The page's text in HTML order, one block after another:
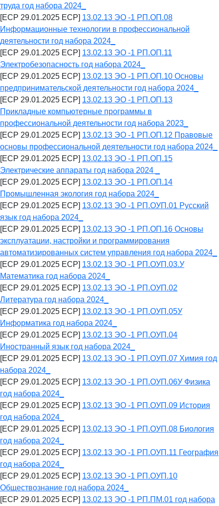
труда год набора 2024_
[ECP 29.01.2025 ECP] 13.02.13 ЭО -1 РП.ОП.08
Информационные технологии в профессиональной
деятельности год набора 2024_
[ECP 29.01.2025 ECP] 13.02.13 ЭО -1 РП.ОП.11
Электробезопасность год набора 2024_
[ECP 29.01.2025 ECP] 13.02.13 ЭО -1 РП.ОП.10 Основы
предпринимательской деятельности год набора 2024_
[ECP 29.01.2025 ECP] 13.02.13 ЭО -1 РП.ОП.13
Прикладные компьютерные программы в
профессиональной деятельности год набора 2023_
[ECP 29.01.2025 ECP] 13.02.13 ЭО -1 РП.ОП.12 Правовые
основы профессиональной деятельности год набора 2024_
[ECP 29.01.2025 ECP] 13.02.13 ЭО -1 РП.ОП.15
Электрические аппараты год набора 2024 _
[ECP 29.01.2025 ECP] 13.02.13 ЭО -1 РП.ОП.14
Промышленная экология год набора 2024_
[ECP 29.01.2025 ECP] 13.02.13 ЭО -1 РП.ОУП.01 Русский
язык год набора 2024_
[ECP 29.01.2025 ECP] 13.02.13 ЭО -1 РП.ОП.16 Основы
эксплуатации, настройки и программирования
автоматизированных систем управления год набора 2024_
[ECP 29.01.2025 ECP] 13.02.13 ЭО -1 РП.ОУП.03.У
Математика год набора 2024_
[ECP 29.01.2025 ECP] 13.02.13 ЭО -1 РП.ОУП.02
Литература год набора 2024_
[ECP 29.01.2025 ECP] 13.02.13 ЭО -1 РП.ОУП.05У
Информатика год набора 2024_
[ECP 29.01.2025 ECP] 13.02.13 ЭО -1 РП.ОУП.04
Иностранный язык год набора 2024_
[ECP 29.01.2025 ECP] 13.02.13 ЭО -1 РП.ОУП.07 Химия год
набора 2024_
[ECP 29.01.2025 ECP] 13.02.13 ЭО -1 РП.ОУП.06У Физика
год набора 2024_
[ECP 29.01.2025 ECP] 13.02.13 ЭО -1 РП.ОУП.09 История
год набора 2024_
[ECP 29.01.2025 ECP] 13.02.13 ЭО -1 РП.ОУП.08 Биология
год набора 2024_
[ECP 29.01.2025 ECP] 13.02.13 ЭО -1 РП.ОУП.11 География
год набора 2024_
[ECP 29.01.2025 ECP] 13.02.13 ЭО -1 РП.ОУП.10
Обществознание год набора 2024_
[ECP 29.01.2025 ECP] 13.02.13 ЭО -1 РП.ПМ.01 год набора